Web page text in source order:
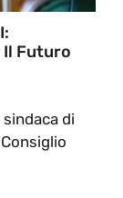
Il Futuro
di